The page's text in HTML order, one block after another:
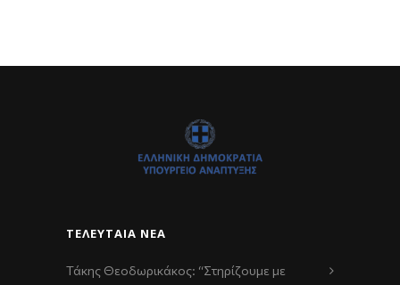
ΤΕΛΕΥΤΑΊΑ ΝΈΑ
Τάκης Θεοδωρικάκος: “Στηρίζουμε με